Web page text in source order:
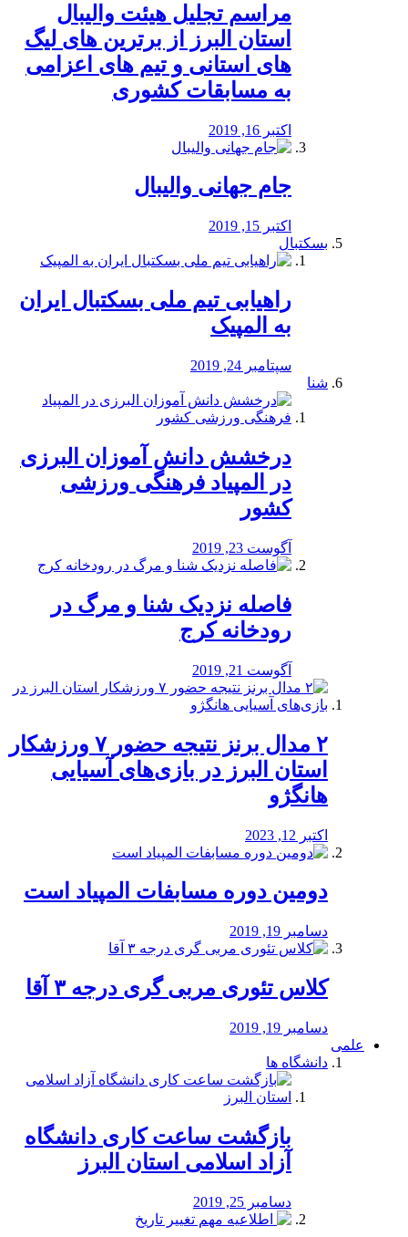
مراسم تجلیل هیئت والیبال
استان البرز از برترین های لیگ
های استانی و تیم های اعزامی
به مسابقات کشوری
اکتبر 16, 2019
جام جهانی والیبال
اکتبر 15, 2019
بسکتبال
راهیابی تیم ملی بسکتبال ایران
به المپیک
سپتامبر 24, 2019
شنا
درخشش دانش آموزان البرزی
در المپیاد فرهنگی ورزشی
کشور
آگوست 23, 2019
️فاصله نزدیک شنا و مرگ در
رودخانه کرج
آگوست 21, 2019
۲ مدال برنز نتیجه حضور ۷ ورزشکار
استان البرز در بازی‌های آسیایی
هانگژو
اکتبر 12, 2023
دومین دوره مسابفات المپیاد است
دسامبر 19, 2019
کلاس تئوری مربی گری درجه ۳ آقا
دسامبر 19, 2019
علمی
دانشگاه ها
بازگشت ساعت کاری دانشگاه
آزاد اسلامی استان البرز
دسامبر 25, 2019